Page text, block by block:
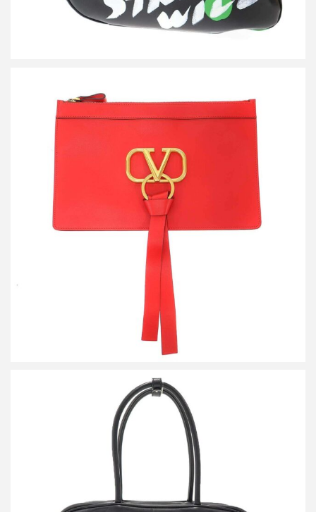
ヴァレンティノ Vリングフラット レザークラッチバッグ
RW0P0269WUU
買取金額14,400円
詳しく見る
ミュウミュウ BEAU レザー ボー バッグ
買取金額144,000円